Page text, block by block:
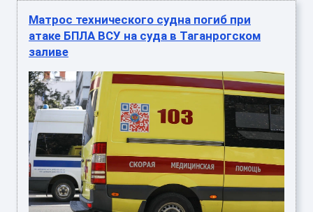
Матрос технического судна погиб при
атаке БПЛА ВСУ на суда в Таганрогском
заливе